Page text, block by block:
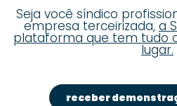
Seja você síndico
empresa terceirizada, a
plataforma que tem tudo
lugar.
receber